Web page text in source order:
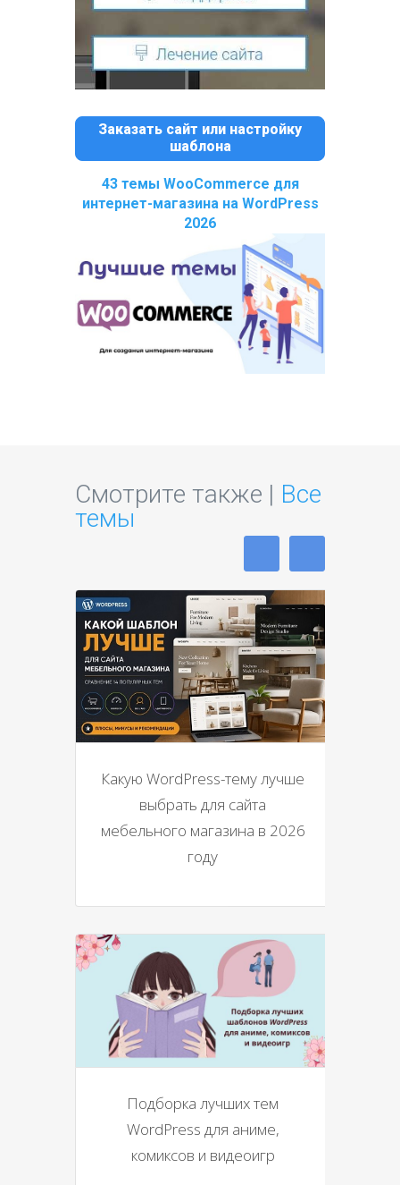
Заказать сайт или настройку
шаблона
43 темы WooCommerce для
интернет-магазина на WordPress
2026
Смотрите также | Все
темы
Какую WordPress-тему лучше
выбрать для сайта
мебельного магазина в 2026
году
Подборка лучших тем
WordPress для аниме,
комиксов и видеоигр